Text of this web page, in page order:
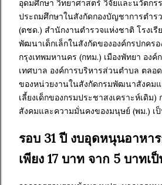
อุดมศึกษา วิทยาศาสตร์ วิจัยและนวัตกร
ประถมศึกษาในสังกัดกองบัญชาการตำร
(ตชด.) สำนักงานตำรวจแห่งชาติ โรงเ
พัฒนาเด็กเล็กในสังกัดขององค์กรปกคร
กรุงเทพมหานคร (กทม.) เมืองพัทยา อง
เทศบาล องค์การบริหารส่วนตำบล ตลอ
ของหน่วยงานในสังกัดกรมพัฒนาสังคม
เลี้ยงเด็กของกรมประชาสงเคราะห์เดิม
สังคมและความมั่นคงของมนุษย์ (พม.) เ
รอบ 31 ปี งบอุดหนุนอาหา
เพียง 17 บาท จาก 5 บาทเ